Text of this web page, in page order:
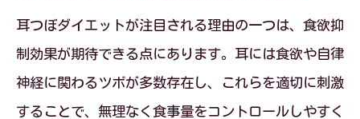
耳つぼダイエットが注目される理由の一つは、食欲抑
制効果が期待できる点にあります。耳には食欲や自律
神経に関わるツボが多数存在し、これらを適切に刺激
することで、無理なく食事量をコントロールしやすく